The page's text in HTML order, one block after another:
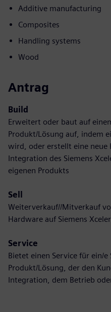
Additive manufacturing
Composites
Handling systems
Wood
Antrag
Build
Erweitert oder baut auf
Produkt/Lösung auf, indem
wird, oder erstellt eine neue
Integration des Siemens
eigenen Produkts
Sell
Weiterverkauf//Mitverkauf
Hardware auf Siemens
Service
Bietet einen Service für ein/e
Produkt/Lösung, der den
Integration, dem Betrieb